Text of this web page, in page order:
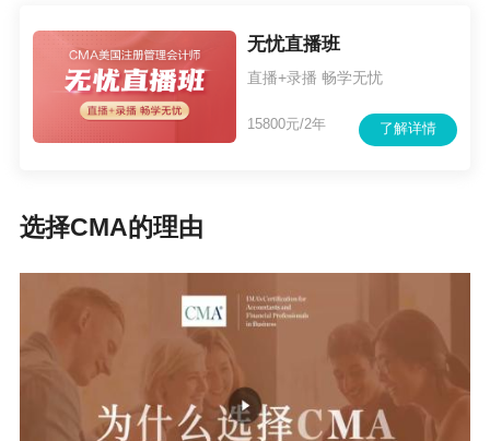
无忧直播班
直播+录播 畅学无忧
了解详情
15800元/2年
选择CMA的理由